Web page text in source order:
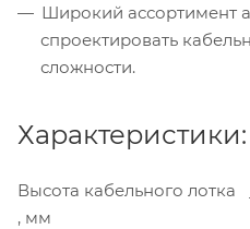
Широкий ассортимент
спроектировать
сложности.
Характеристики:
Высота кабельного лотка
, мм